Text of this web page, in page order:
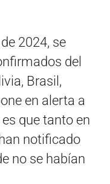
2024, se
del
Brasil,
en alerta a
que tanto en
notificado
no se habían